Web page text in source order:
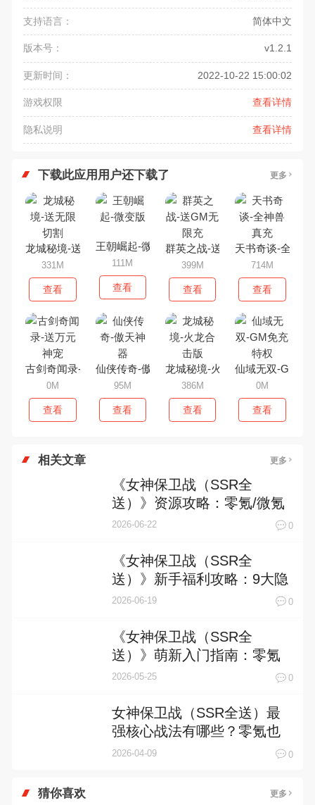
支持语言： 简体中文
版本号： v1.2.1
更新时间： 2022-10-22 15:00:02
游戏权限 查看详情
隐私说明 查看详情
下载此应用用户还下载了 更多
龙城秘境-送无限切割
331M
查看
王朝崛起-微变版
111M
查看
群英之战-送GM无限充
399M
查看
天书奇谈-全神兽
714M
查看
古剑奇闻录-送万元神宠
0M
查看
仙侠传奇-傲天神器
95M
查看
龙城秘境-火龙合击版
386M
查看
仙域无双-GM免
0M
查看
相关文章 更多
《女神保卫战（SSR全
送）》资源攻略：零氪/微氪
玩家的“理智暴富”指南
2026-06-22 0
《女神保卫战（SSR全
送）》新手福利攻略：9大隐
藏福利全曝光，首日战力飙
2026-06-19 0
《女神保卫战（SSR全
送）》萌新入门指南：零氪
也能封神的高燃策略手册
2026-05-25 0
女神保卫战（SSR全送）最
强核心战法有哪些？零氪也
能封神的战术图谱全解析
2026-04-09 0
猜你喜欢 更多